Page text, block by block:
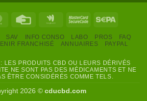
MasterCardCredit
Google
MasterCard
SAV INFO CONSO LABO PROS
FAQ
FRANCHISÉ ANNUAIRES PAYPAL
LES PRODUITS CBD OU LEURS DÉRIVÉS
NE SONT PAS DES MÉDICAMENTS ET NE
ÊTRE CONSIDÉRÉS COMME TELS.
2026 © cducbd.com